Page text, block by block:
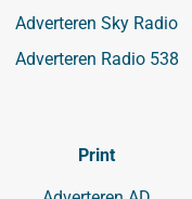
Adverteren Sky Radio
Adverteren Radio 538
Print